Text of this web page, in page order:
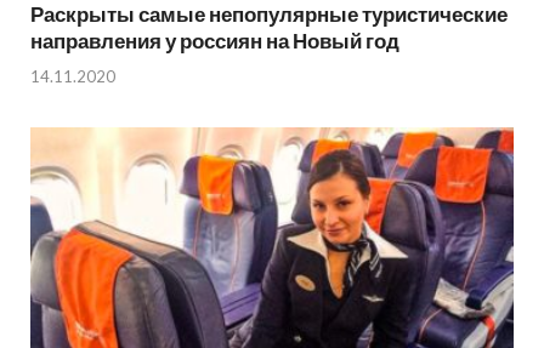
Раскрыты самые непопулярные туристические
направления у россиян на Новый год
14.11.2020